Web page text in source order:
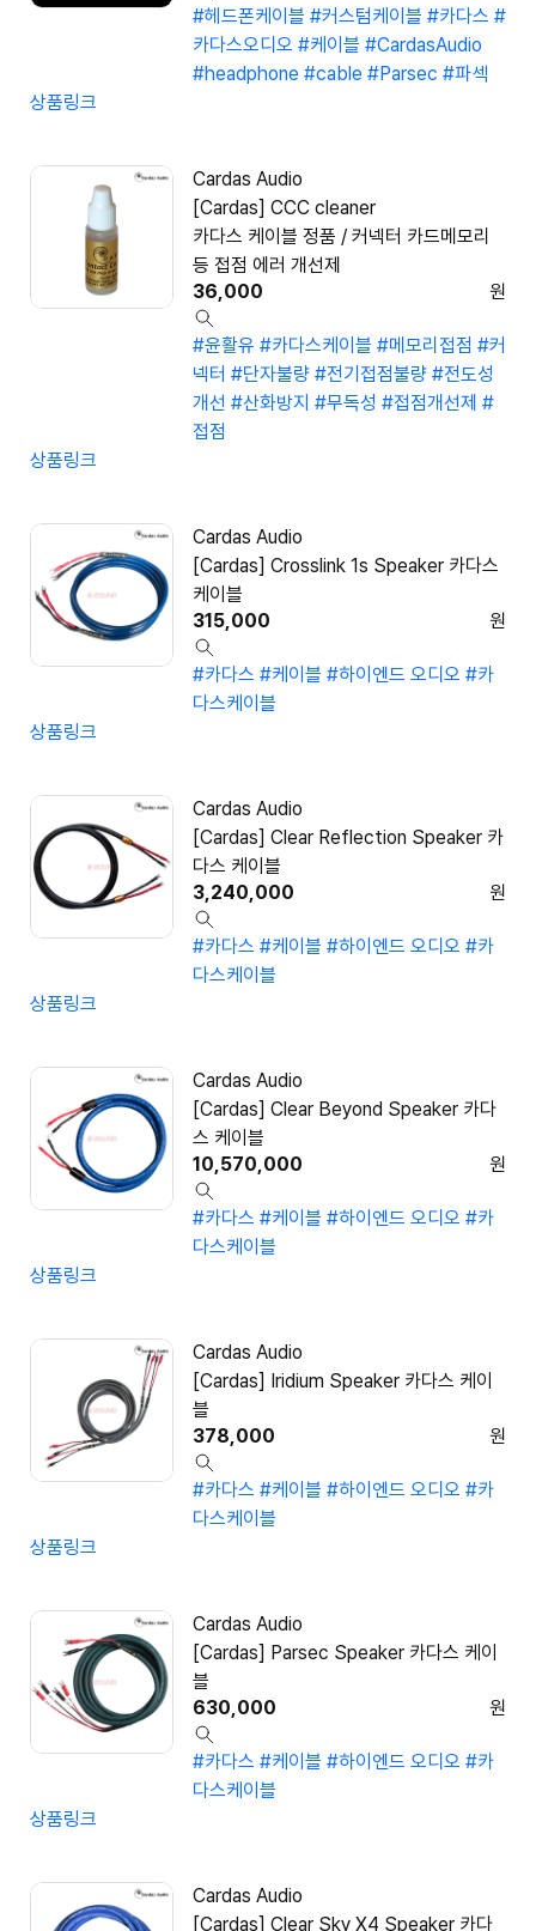
#헤드폰케이블 #커스텀케이블 #카다스 #
카다스오디오 #케이블 #CardasAudio
#headphone #cable #Parsec #파섹
상품링크
Cardas Audio
[Cardas] CCC cleaner
카다스 케이블 정품 / 커넥터 카드메모리
등 접점 에러 개선제
36,000
원
#윤활유 #카다스케이블 #메모리접점 #커
넥터 #단자불량 #전기접점불량 #전도성
개선 #산화방지 #무독성 #접점개선제 #
접점
상품링크
Cardas Audio
[Cardas] Crosslink 1s Speaker 카다스
케이블
315,000
원
#카다스 #케이블 #하이엔드 오디오 #카
다스케이블
상품링크
Cardas Audio
[Cardas] Clear Reflection Speaker 카
다스 케이블
3,240,000
원
#카다스 #케이블 #하이엔드 오디오 #카
다스케이블
상품링크
Cardas Audio
[Cardas] Clear Beyond Speaker 카다
스 케이블
10,570,000
원
#카다스 #케이블 #하이엔드 오디오 #카
다스케이블
상품링크
Cardas Audio
[Cardas] Iridium Speaker 카다스 케이
블
378,000
원
#카다스 #케이블 #하이엔드 오디오 #카
다스케이블
상품링크
Cardas Audio
[Cardas] Parsec Speaker 카다스 케이
블
630,000
원
#카다스 #케이블 #하이엔드 오디오 #카
다스케이블
상품링크
Cardas Audio
[Cardas] Clear Sky X4 Speaker 카다